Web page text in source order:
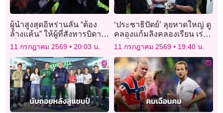
ผู้นำสูงสุดอิหร่านลั่น “ต้อง
ล้างแค้น” ให้ผู้ที่สังหารบิดา ชี้
เป็น “ความต้องการของ
ประชาชน”
11 กรกฎาคม 2569 20:03 น.
‘ประชาธิปัตย์’ ลุยหาดใหญ่ ดู
คลองแก้มลิงคลองเรียน เร่ง
ผันน้ำก่อนท่วม
11 กรกฎาคม 2569 19:40 น.